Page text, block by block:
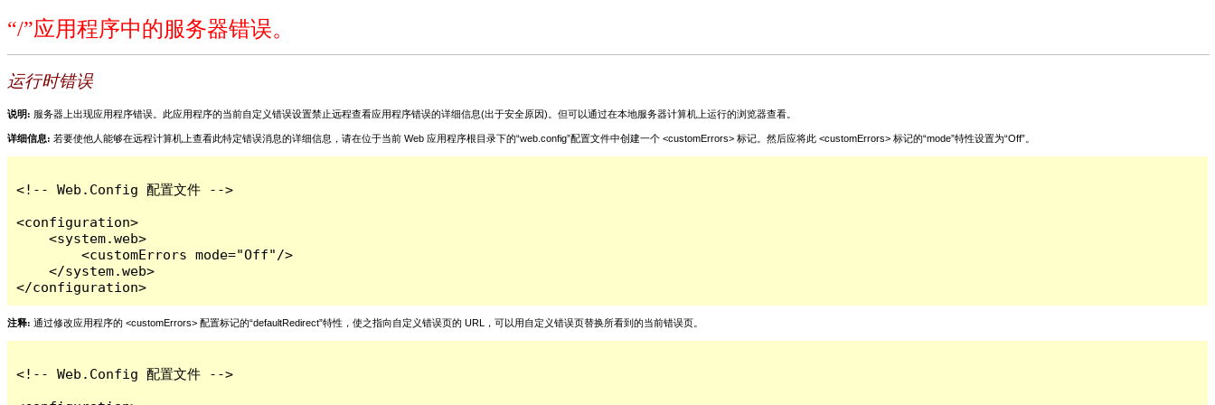
“/”应用程序中的服务器错误。
运行时错误
说明: 服务器上出现应用程序错误。此应用程序的当前自定义错误设置禁止远程查看应用程序错误的详细信息(出于安全原因)。但可以通过在本地服务器计算机上运行的浏览器查看。
详细信息: 若要使他人能够在远程计算机上查看此特定错误消息的详细信息，请在位于当前 Web 应用程序根目录下的“web.config”配置文件中创建一个 <customErrors> 标记。然后应将此 <customErrors> 标记的“mode”特性设置为“Off”。
<!-- Web.Config 配置文件 -->
<configuration>
    <system.web>
        <customErrors mode="Off"/>
    </system.web>
</configuration>
注释: 通过修改应用程序的 <customErrors> 配置标记的“defaultRedirect”特性，使之指向自定义错误页的 URL，可以用自定义错误页替换所看到的当前错误页。
<!-- Web.Config 配置文件 -->